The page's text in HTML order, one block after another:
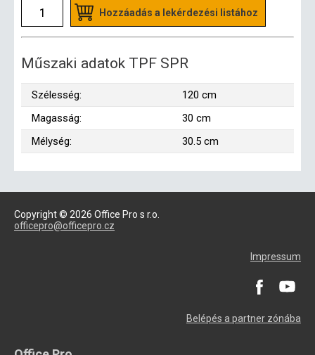
Hozzáadás a lekérdezési listához
Műszaki adatok TPF SPR
Szélesség:
120 cm
Magasság:
30 cm
Mélység:
30.5 cm
Copyright © 2026 Office Pro s r.o.
officepro@officepro.cz
Impressum
Belépés a partner zónába